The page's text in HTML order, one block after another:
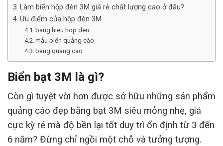
Làm biển hộp đèn 3M giá rẻ chất lượng cao ở đâu?
Ưu điểm của hộp đèn 3M
bang hieu hop den
mẫu biển quảng cáo
bang quang cao
Biển bạt 3M là gì?
Còn gì tuyệt vời hơn được sở hữu những sản phẩm
quảng cáo đẹp bằng bạt 3M siêu mỏng nhẹ, giá
cực kỳ rẻ mà độ bền lại tốt duy trì ổn định từ 3 đến
6 năm? Đừng chỉ ngồi một chỗ và tưởng tượng.